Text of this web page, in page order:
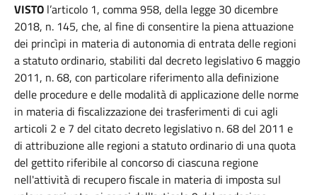
VISTO l’articolo 1, comma 958, della legge 30 dicembre
2018, n. 145, che, al fine di consentire la piena attuazione
dei princìpi in materia di autonomia di entrata delle regioni
a statuto ordinario, stabiliti dal decreto legislativo 6 maggio
2011, n. 68, con particolare riferimento alla definizione
delle procedure e delle modalità di applicazione delle norme
in materia di fiscalizzazione dei trasferimenti di cui agli
articoli 2 e 7 del citato decreto legislativo n. 68 del 2011 e
di attribuzione alle regioni a statuto ordinario di una quota
del gettito riferibile al concorso di ciascuna regione
nell'attività di recupero fiscale in materia di imposta sul